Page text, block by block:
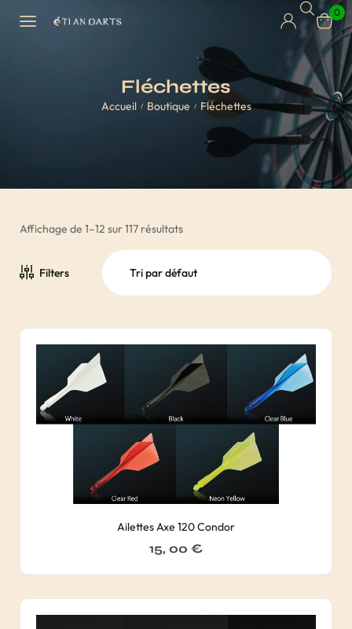
0
Fléchettes
Accueil / Boutique / Fléchettes
Affichage de 1–12 sur 117 résultats
Filters
Ailettes Axe 120 Condor
15, 00 €